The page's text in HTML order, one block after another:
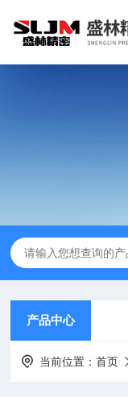
产品中心
当前位置：首页